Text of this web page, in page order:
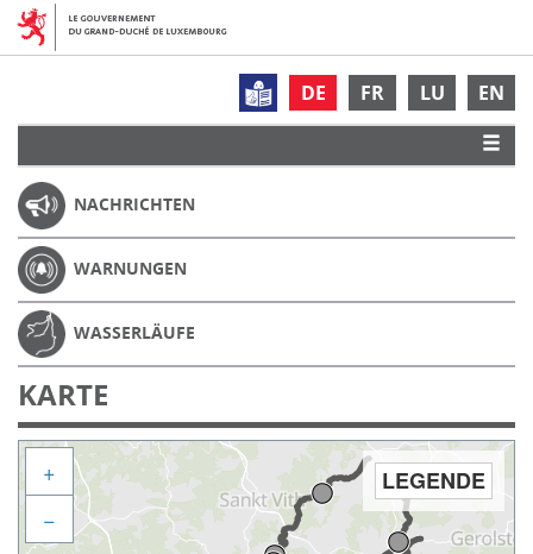
DE FR LU EN
NACHRICHTEN
WARNUNGEN
WASSERLÄUFE
KARTE
LEGENDE
+
−